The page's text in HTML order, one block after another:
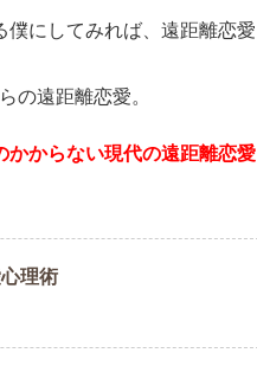
にしてみれば、遠距離恋愛
の遠距離恋愛。
かからない現代の遠距離恋愛
理術